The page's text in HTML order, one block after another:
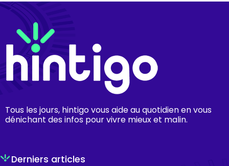
Tous les jours, hintigo vous aide au quotidien en vous
dénichant des infos pour vivre mieux et malin.
Derniers articles